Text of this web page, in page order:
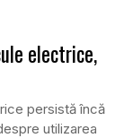
electrice,
persistă încă
utilizarea